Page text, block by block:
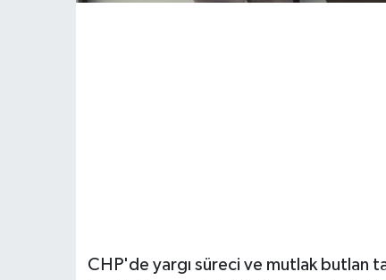
CHP'de yargı süreci ve mutlak butlan